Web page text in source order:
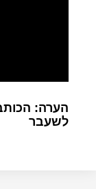
הערה:
לשעבר